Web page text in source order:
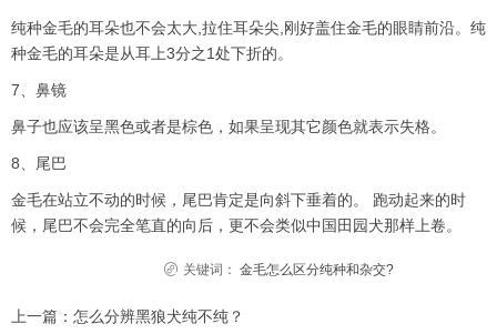
纯种金毛的耳朵也不会太大,拉住耳朵尖,刚好盖住金毛的眼睛前沿。纯
种金毛的耳朵是从耳上3分之1处下折的。
7、鼻镜
鼻子也应该呈黑色或者是棕色，如果呈现其它颜色就表示失格。
8、尾巴
金毛在站立不动的时候，尾巴肯定是向斜下垂着的。 跑动起来的时
候，尾巴不会完全笔直的向后，更不会类似中国田园犬那样上卷。
关键词： 金毛怎么区分纯种和杂交?
上一篇： 怎么分辨黑狼犬纯不纯？